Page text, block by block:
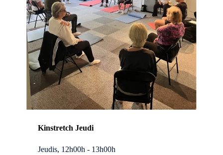
Kinstretch Jeudi
Jeudis, 12h00h - 13h00h